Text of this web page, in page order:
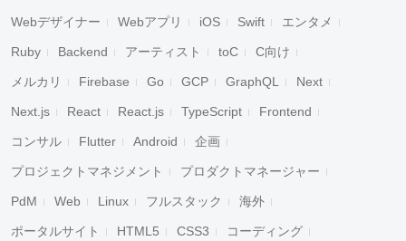
Webデザイナー Webアプリ iOS Swift エンタメ
Ruby Backend アーティスト toC C向け
メルカリ Firebase Go GCP GraphQL Next
Next.js React React.js TypeScript Frontend
コンサル Flutter Android 企画
プロジェクトマネジメント プロダクトマネージャー
PdM Web Linux フルスタック 海外
ポータルサイト HTML5 CSS3 コーディング